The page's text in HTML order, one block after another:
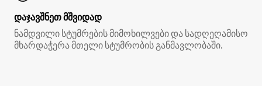
დაჯავშნეთ მშვიდად
ნამდვილი სტუმრების მიმოხილვები და სადღეღამისო
მხარდაჭერა მთელი სტუმრობის განმავლობაში.